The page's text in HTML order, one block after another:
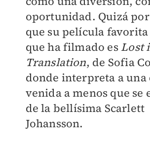
oportunidad. Quizá
que su película favorita
que ha filmado es Lost
Translation, de Sofia
donde interpreta a una
venida a menos que se
de la bellísima Scarlett
Johansson.